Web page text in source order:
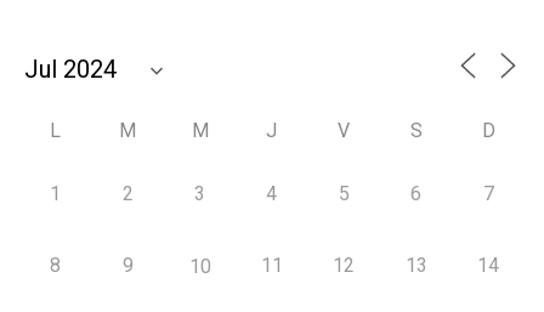
L M M J V S D
1 2 3 4 5 6 7
8 9 10 11 12 13 14